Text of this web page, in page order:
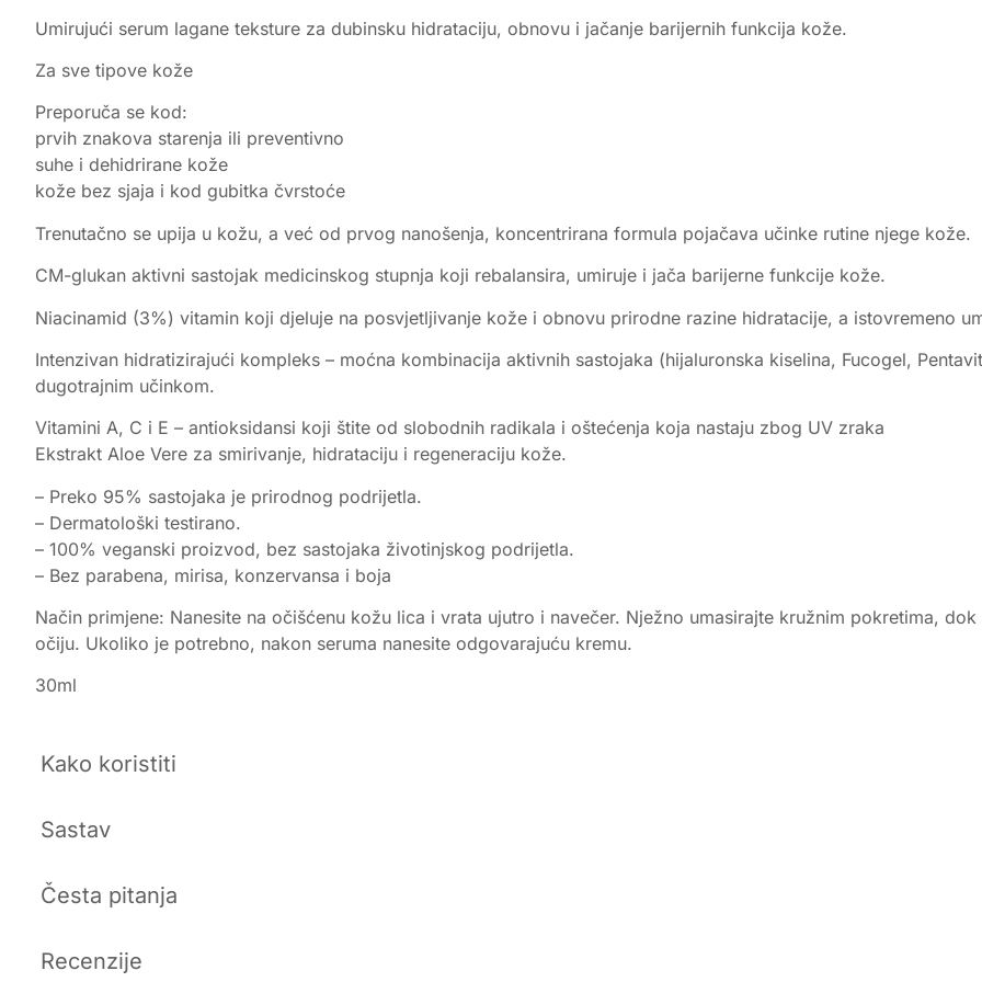
Umirujući serum lagane teksture za dubinsku hidrataciju, obnovu i jačanje barijernih funkcija kože.
Za sve tipove kože
Preporuča se kod:
prvih znakova starenja ili preventivno
suhe i dehidrirane kože
kože bez sjaja i kod gubitka čvrstoće
Trenutačno se upija u kožu, a već od prvog nanošenja, koncentrirana formula pojačava učinke rutine njege kože.
CM-glukan aktivni sastojak medicinskog stupnja koji rebalansira, umiruje i jača barijerne funkcije kože.
Niacinamid (3%) vitamin koji djeluje na posvjetljivanje kože i obnovu prirodne razine hidratacije, a istovremeno
Intenzivan hidratizirajući kompleks – moćna kombinacija aktivnih sastojaka (hijaluronska kiselina, Fucogel,
dugotrajnim učinkom.
Vitamini A, C i E – antioksidansi koji štite od slobodnih radikala i oštećenja koja nastaju zbog UV zraka
Ekstrakt Aloe Vere za smirivanje, hidrataciju i regeneraciju kože.
– Preko 95% sastojaka je prirodnog podrijetla.
– Dermatološki testirano.
– 100% veganski proizvod, bez sastojaka životinjskog podrijetla.
– Bez parabena, mirisa, konzervansa i boja
Način primjene: Nanesite na očišćenu kožu lica i vrata ujutro i navečer. Nježno umasirajte kružnim pokretima,
očiju. Ukoliko je potrebno, nakon seruma nanesite odgovarajuću kremu.
30ml
Kako koristiti
Sastav
Česta pitanja
Recenzije